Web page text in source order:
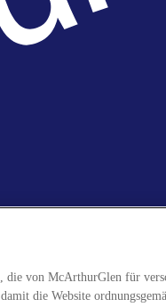
die von McArthurGlen für
die Website